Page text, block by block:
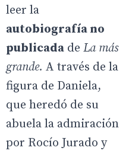
leer la
autobiografía no
publicada de La más
grande. A través de la
figura de Daniela,
que heredó de su
abuela la admiración
por Rocío Jurado y